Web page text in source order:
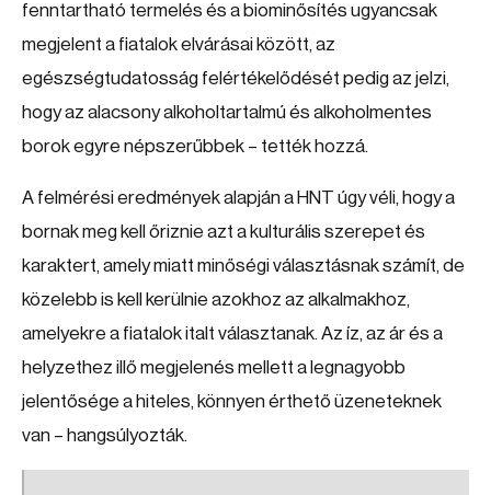
fenntartható termelés és a biominősítés ugyancsak
megjelent a fiatalok elvárásai között, az
egészségtudatosság felértékelődését pedig az jelzi,
hogy az alacsony alkoholtartalmú és alkoholmentes
borok egyre népszerűbbek – tették hozzá.
A felmérési eredmények alapján a HNT úgy véli, hogy a
bornak meg kell őriznie azt a kulturális szerepet és
karaktert, amely miatt minőségi választásnak számít, de
közelebb is kell kerülnie azokhoz az alkalmakhoz,
amelyekre a fiatalok italt választanak. Az íz, az ár és a
helyzethez illő megjelenés mellett a legnagyobb
jelentősége a hiteles, könnyen érthető üzeneteknek
van – hangsúlyozták.